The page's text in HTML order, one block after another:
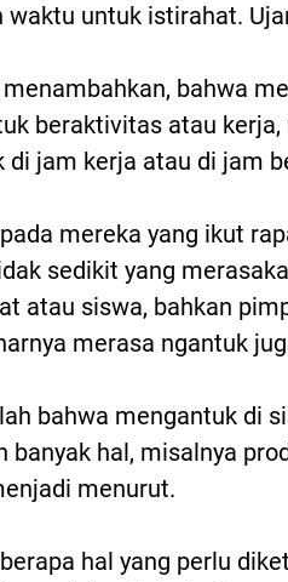
waktu untuk istirahat.
bahwa
beraktivitas atau
di jam kerja atau di jam
mereka yang ikut
sedikit yang
atau siswa, bahkan
merasa ngantuk
bahwa mengantuk di
banyak hal, misalnya
menurut.
hal yang perlu